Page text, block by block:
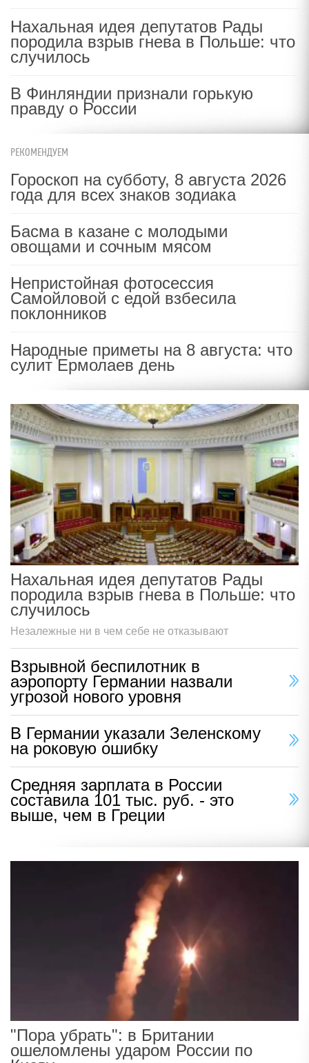
Нахальная идея депутатов Рады
породила взрыв гнева в Польше: что
случилось
В Финляндии признали горькую
правду о России
РЕКОМЕНДУЕМ
Гороскоп на субботу, 8 августа 2026
года для всех знаков зодиака
Басма в казане с молодыми
овощами и сочным мясом
Непристойная фотосессия
Самойловой с едой взбесила
поклонников
Народные приметы на 8 августа: что
сулит Ермолаев день
Нахальная идея депутатов Рады
породила взрыв гнева в Польше: что
случилось
Незалежные ни в чем себе не отказывают
Взрывной беспилотник в
аэропорту Германии назвали
угрозой нового уровня
В Германии указали Зеленскому
на роковую ошибку
Средняя зарплата в России
составила 101 тыс. руб. - это
выше, чем в Греции
"Пора убрать": в Британии
ошеломлены ударом России по